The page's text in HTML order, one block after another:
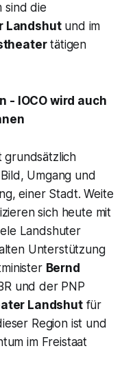
sind die
Landshutund im
tätigen
- IOCO wird auch
grundsätzlich
Umgang und
einer Stadt. Weite
sich heute mit
Landshuter
Unterstützung
Bernd
und der PNP
Landshutfür
Region ist und
im Freistaat